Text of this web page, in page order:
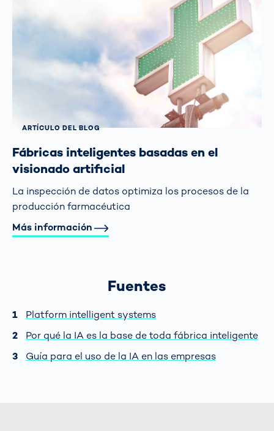
ARTÍCULO DEL BLOG
Fábricas inteligentes basadas en el
visionado artificial
La inspección de datos optimiza los procesos de la
producción farmacéutica
Más información
Fuentes
Platform intelligent systems
Por qué la IA es la base de toda fábrica inteligente
Guía para el uso de la IA en las empresas